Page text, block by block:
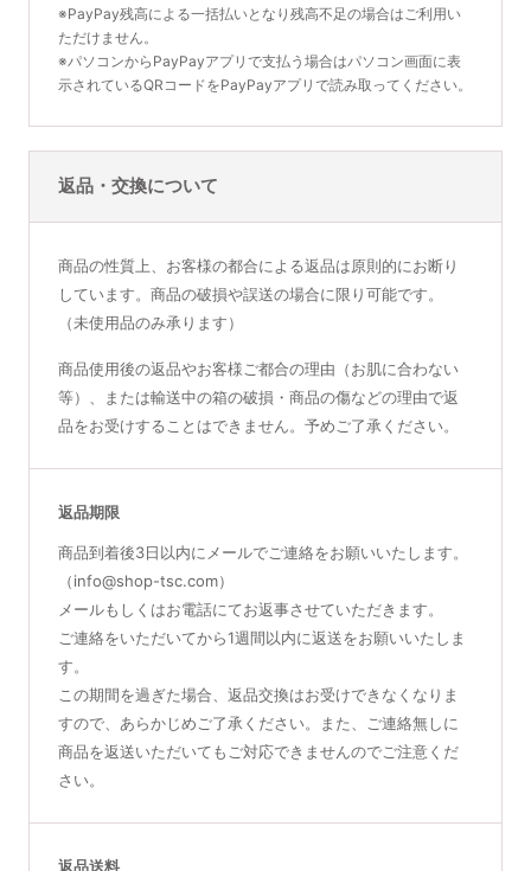
※PayPay残高による一括払いとなり残高不足の場合はご利用い
ただけません。
※パソコンからPayPayアプリで支払う場合はパソコン画面に表
示されているQRコードをPayPayアプリで読み取ってください。
返品・交換について
商品の性質上、お客様の都合による返品は原則的にお断り
しています。商品の破損や誤送の場合に限り可能です。
（未使用品のみ承ります）
商品使用後の返品やお客様ご都合の理由（お肌に合わない
等）、または輸送中の箱の破損・商品の傷などの理由で返
品をお受けすることはできません。予めご了承ください。
返品期限
商品到着後3日以内にメールでご連絡をお願いいたします。
（info@shop-tsc.com）
メールもしくはお電話にてお返事させていただきます。
ご連絡をいただいてから1週間以内に返送をお願いいたしま
す。
この期間を過ぎた場合、返品交換はお受けできなくなりま
すので、あらかじめご了承ください。また、ご連絡無しに
商品を返送いただいてもご対応できませんのでご注意くだ
さい。
返品送料